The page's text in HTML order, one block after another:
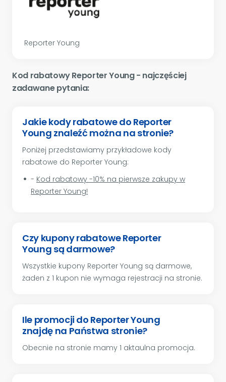
Reporter Young
Kod rabatowy Reporter Young - najczęściej
zadawane pytania:
Jakie kody rabatowe do Reporter
Young znaleźć można na stronie?
Poniżej przedstawiamy przykładowe kody
rabatowe do Reporter Young:
- Kod rabatowy -10% na pierwsze zakupy w
Reporter Young!
Czy kupony rabatowe Reporter
Young są darmowe?
Wszystkie kupony Reporter Young są darmowe,
żaden z 1 kupon nie wymaga rejestracji na stronie.
Ile promocji do Reporter Young
znajdę na Państwa stronie?
Obecnie na stronie mamy 1 aktaulna promocja.